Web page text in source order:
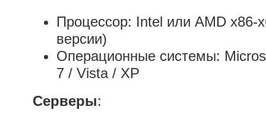
Процессор: Intel или AMD x86-
версии)
Операционные системы:
7 / Vista / XP
Серверы: